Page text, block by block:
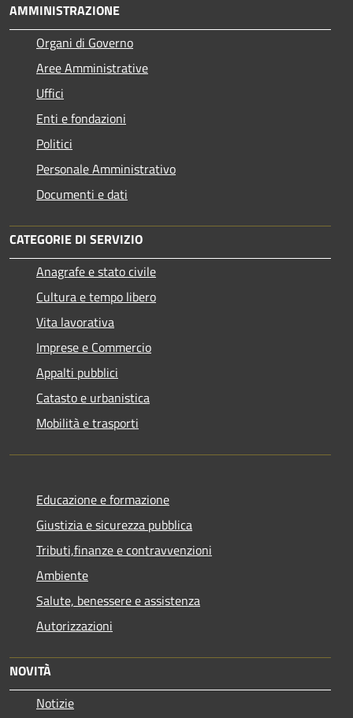
AMMINISTRAZIONE
Organi di Governo
Aree Amministrative
Uffici
Enti e fondazioni
Politici
Personale Amministrativo
Documenti e dati
CATEGORIE DI SERVIZIO
Anagrafe e stato civile
Cultura e tempo libero
Vita lavorativa
Imprese e Commercio
Appalti pubblici
Catasto e urbanistica
Mobilità e trasporti
Educazione e formazione
Giustizia e sicurezza pubblica
Tributi,finanze e contravvenzioni
Ambiente
Salute, benessere e assistenza
Autorizzazioni
NOVITÀ
Notizie